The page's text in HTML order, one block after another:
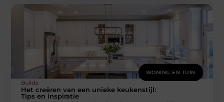
WONING EN TUIN
Builds
Het creëren van een unieke keukenstijl:
Tips en inspiratie